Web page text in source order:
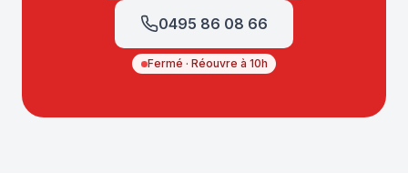
0495 86 08 66
Fermé · Réouvre à 10h